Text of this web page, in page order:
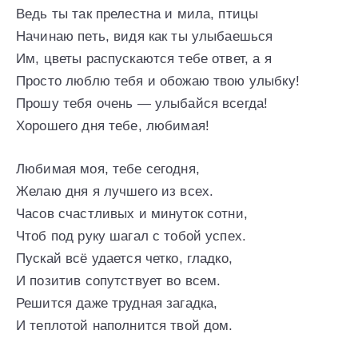
Ведь ты так прелестна и мила, птицы
Начинаю петь, видя как ты улыбаешься
Им, цветы распускаются тебе ответ, а я
Просто люблю тебя и обожаю твою улыбку!
Прошу тебя очень — улыбайся всегда!
Хорошего дня тебе, любимая!
Любимая моя, тебе сегодня,
Желаю дня я лучшего из всех.
Часов счастливых и минуток сотни,
Чтоб под руку шагал с тобой успех.
Пускай всё удается четко, гладко,
И позитив сопутствует во всем.
Решится даже трудная загадка,
И теплотой наполнится твой дом.